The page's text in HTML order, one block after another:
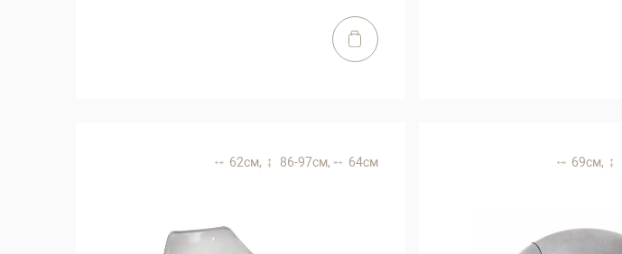
62 см, 86-97 см, 64 см 69 см,